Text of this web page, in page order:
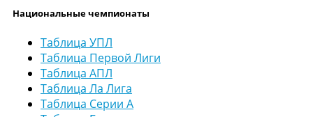
Национальные чемпионаты
Таблица УПЛ
Таблица Первой Лиги
Таблица АПЛ
Таблица Ла Лига
Таблица Серии А